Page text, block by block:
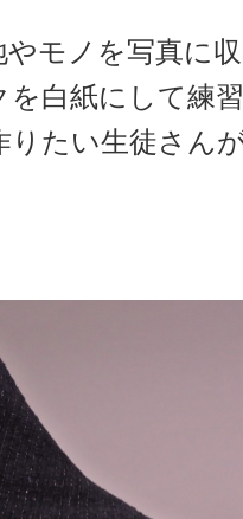
やモノを写真に
を白紙にして練
りたい生徒さん